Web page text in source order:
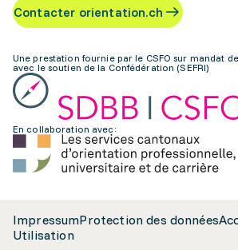
Contacter orientation.ch
Une prestation fournie par le CSFO sur mandat
avec le soutien de la Confédération (SEFRI)
En collaboration avec:
ImpressumProtection des données
Utilisation